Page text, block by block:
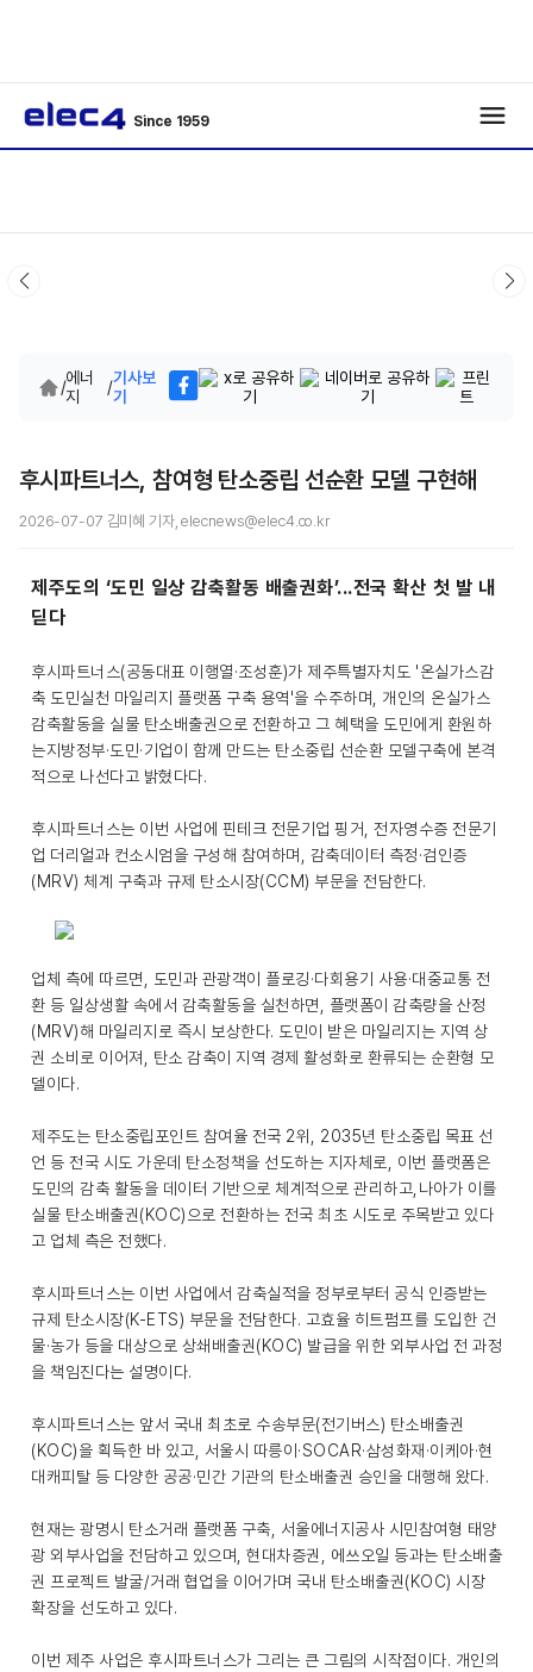
Since 1959
/에너
지
/기사보
기
후시파트너스, 참여형 탄소중립 선순환 모델 구현해
2026-07-07 김미혜 기자, elecnews@elec4.co.kr
제주도의 ‘도민 일상 감축활동 배출권화’...전국 확산 첫 발 내
딛다
후시파트너스(공동대표 이행열·조성훈)가 제주특별자치도 '온실가스감
축 도민실천 마일리지 플랫폼 구축 용역'을 수주하며, 개인의 온실가스
감축활동을 실물 탄소배출권으로 전환하고 그 혜택을 도민에게 환원하
는지방정부·도민·기업이 함께 만드는 탄소중립 선순환 모델구축에 본격
적으로 나선다고 밝혔다다.
후시파트너스는 이번 사업에 핀테크 전문기업 핑거, 전자영수증 전문기
업 더리얼과 컨소시엄을 구성해 참여하며, 감축데이터 측정·검인증
(MRV) 체계 구축과 규제 탄소시장(CCM) 부문을 전담한다.
업체 측에 따르면, 도민과 관광객이 플로깅·다회용기 사용·대중교통 전
환 등 일상생활 속에서 감축활동을 실천하면, 플랫폼이 감축량을 산정
(MRV)해 마일리지로 즉시 보상한다. 도민이 받은 마일리지는 지역 상
권 소비로 이어져, 탄소 감축이 지역 경제 활성화로 환류되는 순환형 모
델이다.
제주도는 탄소중립포인트 참여율 전국 2위, 2035년 탄소중립 목표 선
언 등 전국 시도 가운데 탄소정책을 선도하는 지자체로, 이번 플랫폼은
도민의 감축 활동을 데이터 기반으로 체계적으로 관리하고,나아가 이를
실물 탄소배출권(KOC)으로 전환하는 전국 최초 시도로 주목받고 있다
고 업체 측은 전했다.
후시파트너스는 이번 사업에서 감축실적을 정부로부터 공식 인증받는
규제 탄소시장(K-ETS) 부문을 전담한다. 고효율 히트펌프를 도입한 건
물·농가 등을 대상으로 상쇄배출권(KOC) 발급을 위한 외부사업 전 과정
을 책임진다는 설명이다.
후시파트너스는 앞서 국내 최초로 수송부문(전기버스) 탄소배출권
(KOC)을 획득한 바 있고, 서울시 따릉이·SOCAR·삼성화재·이케아·현
대캐피탈 등 다양한 공공·민간 기관의 탄소배출권 승인을 대행해 왔다.
현재는 광명시 탄소거래 플랫폼 구축, 서울에너지공사 시민참여형 태양
광 외부사업을 전담하고 있으며, 현대차증권, 에쓰오일 등과는 탄소배출
권 프로젝트 발굴/거래 협업을 이어가며 국내 탄소배출권(KOC) 시장
확장을 선도하고 있다.
이번 제주 사업은 후시파트너스가 그리는 큰 그림의 시작점이다. 개인의